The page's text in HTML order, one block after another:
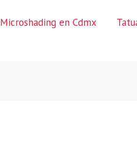
Microshading en Cdmx